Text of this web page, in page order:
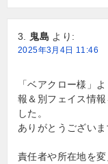
鬼島 より:
2025年3月4日 11:46
「ベアクロー様」
報＆別フェイス情
した。
ありがとうございま
責任者や所在地を